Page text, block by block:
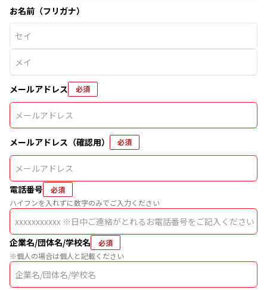
お名前（フリガナ）
メールアドレス 必須
メールアドレス（確認用） 必須
電話番号
必須
ハイフンを入れずに数字のみでご入力ください
企業名/団体名/学校名
必須
※個人の場合は個人と記載ください